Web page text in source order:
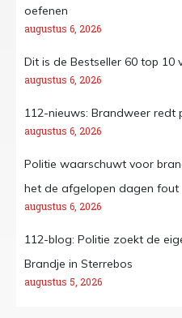
oefenen
augustus 6, 2026
Dit is de Bestseller 60 top 10
augustus 6, 2026
112-nieuws: Brandweer redt
augustus 6, 2026
Politie waarschuwt voor
het de afgelopen dagen fout
augustus 6, 2026
112-blog: Politie zoekt de
Brandje in Sterrebos
augustus 5, 2026